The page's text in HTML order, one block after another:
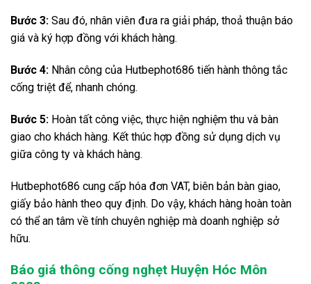
Bước 3: Sau đó, nhân viên đưa ra giải pháp, thoả thuận báo
giá và ký hợp đồng với khách hàng.
Bước 4: Nhân công của Hutbephot686 tiến hành thông tắc
cống triệt để, nhanh chóng.
Bước 5: Hoàn tất công việc, thực hiện nghiệm thu và bàn
giao cho khách hàng. Kết thúc hợp đồng sử dụng dịch vụ
giữa công ty và khách hàng.
Hutbephot686 cung cấp hóa đơn VAT, biên bản bàn giao,
giấy bảo hành theo quy định. Do vậy, khách hàng hoàn toàn
có thể an tâm về tính chuyên nghiệp mà doanh nghiệp sở
hữu.
Báo giá thông cống nghẹt Huyện Hóc Môn